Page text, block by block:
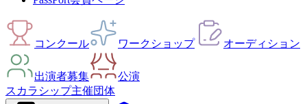
コンクール ワークショップ オーディション
出演者募集
公演
スカラシップ主催団体